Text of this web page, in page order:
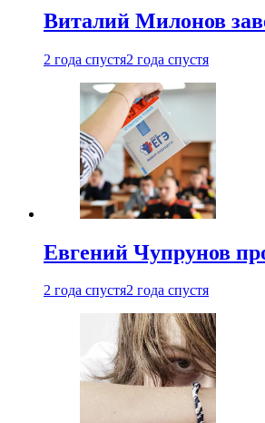
Виталий Милонов
2 года спустя2 года спустя
Евгений Чупрунов
2 года спустя2 года спустя